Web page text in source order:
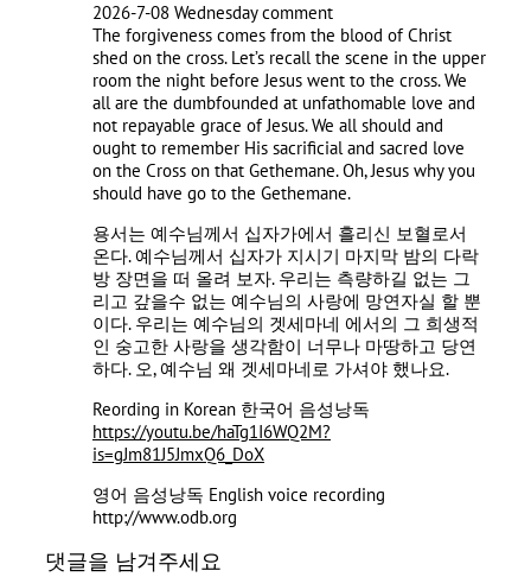
2026-7-08 Wednesday comment
The forgiveness comes from the blood of Christ
shed on the cross. Let’s recall the scene in the upper
room the night before Jesus went to the cross. We
all are the dumbfounded at unfathomable love and
not repayable grace of Jesus. We all should and
ought to remember His sacrificial and sacred love
on the Cross on that Gethemane. Oh, Jesus why you
should have go to the Gethemane.
용서는 예수님께서 십자가에서 흘리신 보혈로서
온다. 예수님께서 십자가 지시기 마지막 밤의 다락
방 장면을 떠 올려 보자. 우리는 측량하길 없는 그
리고 갚을수 없는 예수님의 사랑에 망연자실 할 뿐
이다. 우리는 예수님의 겟세마네 에서의 그 희생적
인 숭고한 사랑을 생각함이 너무나 마땅하고 당연
하다. 오, 예수님 왜 겟세마네로 가셔야 했나요.
Reording in Korean 한국어 음성낭독
https://youtu.be/haTg1I6WQ2M?
is=gJm81J5JmxQ6_DoX
영어 음성낭독 English voice recording
http://www.odb.org
댓글을 남겨주세요